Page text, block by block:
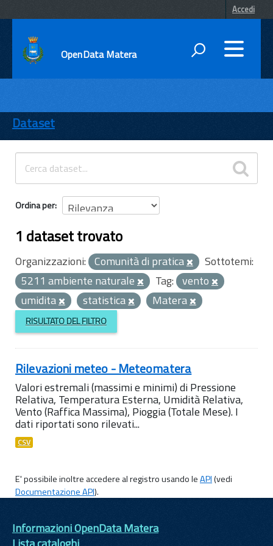
Accedi
OpenData Matera
ENTI
TEMI
INFORMAZIONI
Dataset
Ordina per
1 dataset trovato
Organizzazioni: Comunità di pratica
Sottotemi:
5211 ambiente naturale
Tag: vento
umidita
statistica Matera
RISULTATO DEL FILTRO
Rilevazioni meteo - Meteomatera
Valori estremali (massimi e minimi) di Pressione
Relativa, Temperatura Esterna, Umidità Relativa,
Vento (Raffica Massima), Pioggia (Totale Mese). I
dati riportati sono rilevati...
CSV
E' possibile inoltre accedere al registro usando leAPI(vedi
Documentazione API).
Informazioni OpenData Matera